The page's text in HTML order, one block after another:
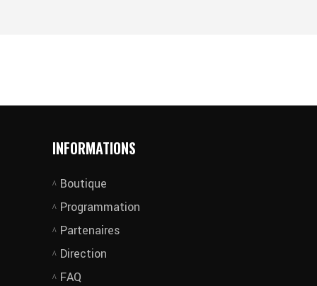
INFORMATIONS
Boutique
Programmation
Partenaires
Direction
FAQ